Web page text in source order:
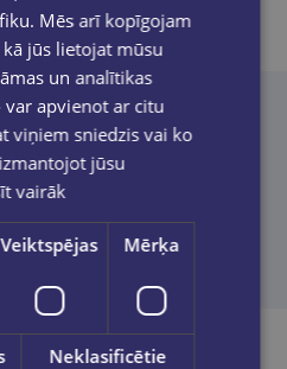
Foundation – fondu, kas
labsajūtas veicināšanas
kā arī programmām,
izglītībai.
sociālajos tīklos, lai atklāti
iedvesmojot
Mēs arī kopīgojam
jūs lietojat mūsu
un analītikas
apvienot ar citu
viņiem sniedzis vai ko
jūsu
vairāk
Veiktspējas Mērķa
Neklasificētie